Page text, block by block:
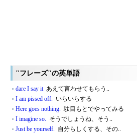
"フレーズ"の英単語
dare I say itあえて言わせてもらう..
I am pissed off. いらいらする
Here goes nothing. 駄目もとでやってみる
I imagine so. そうでしょうね、そう..
Just be yourself. 自分らしくする、その..